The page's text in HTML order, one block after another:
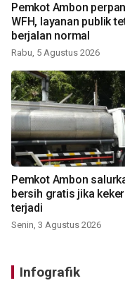
Pemkot Ambon
WFH, layanan publik
berjalan normal
Rabu, 5 Agustus 2026
Pemkot Ambon
bersih gratis jika
terjadi
Senin, 3 Agustus 2026
Infografik